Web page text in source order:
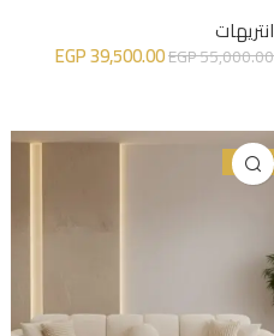
انتريهات
EGP55,000.00
EGP39,500.00
-23%